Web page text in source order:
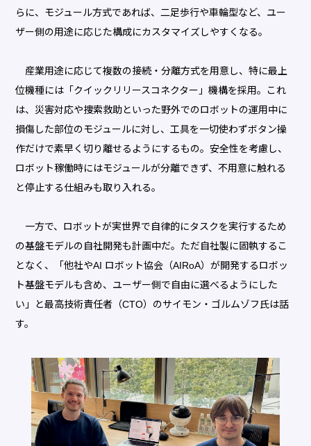
らに、モジュール方式であれば、二足歩行や車輪型など、ユー
ザー側の用途に応じた構成にカスタマイズしやすくなる。
産業用途に応じて複数の接続・分離方式を用意し、特に最上
位機種には「クイックリリースコネクター」機構を採用。これ
は、災害対応や捜索救助といった野外でのロボットの運用中に
損傷した部位のモジュールに対し、工具を一切使わずボタン操
作だけで素早く切り離せるようにするもの。安全性を考慮し、
ロボット稼働時にはモジュールが分離できず、不用意に触れる
と停止する仕組みも取り入れる。
一方で、ロボットが実世界で自律的にタスクを実行するため
の基盤モデルの自社開発も計画中だ。ただ自社製に固執するこ
となく、「他社やAI ロボット協会（AIRoA）が開発するロボッ
ト基盤モデルも含め、ユーザー側で自由に選べるようにした
い」と最高技術責任者（CTO）のサイモン・ゴルムゾフ氏は話
す。